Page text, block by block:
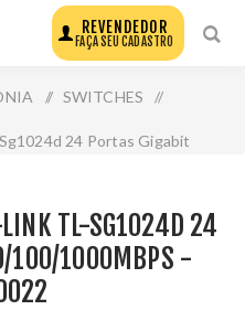
REVENDEDOR
FAÇA SEU CADASTRO
/ SWITCHES /
24 Portas Gigabit
TL-SG1024D 24
100/1000MBPS -